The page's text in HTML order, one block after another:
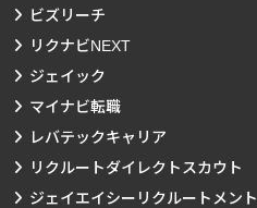
ビズリーチ
リクナビNEXT
ジェイック
マイナビ転職
レバテックキャリア
リクルートダイレクトスカウト
ジェイエイシーリクルートメント